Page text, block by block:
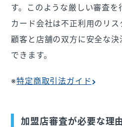
す。このような厳しい審査
カード会社は不正利用のリ
顧客と店舗の双方に安全な
できます。
※特定商取引法ガイド
加盟店審査が必要な理